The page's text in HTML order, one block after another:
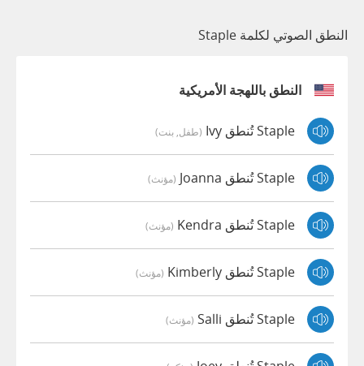
النطق الصوتي لكلمة Staple
النطق باللهجة الأمريكية
Staple تُنطق Ivy (طفل, بنت)
Staple تُنطق Joanna (مؤنث)
Staple تُنطق Kendra (مؤنث)
Staple تُنطق Kimberly (مؤنث)
Staple تُنطق Salli (مؤنث)